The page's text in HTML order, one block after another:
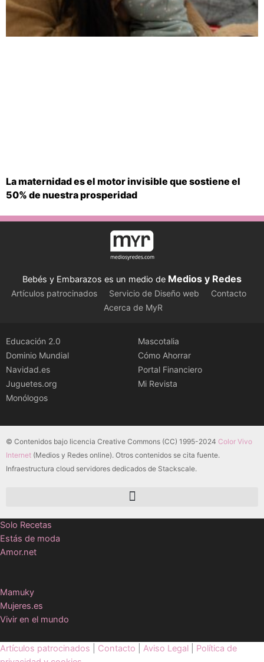
La maternidad es el motor invisible que sostiene el
50% de nuestra prosperidad
Bebés y Embarazos es un medio de Medios y Redes
Artículos patrocinados Servicio de Diseño web
Contacto
Acerca de MyR
Educación 2.0
Dominio Mundial
Navidad.es
Juguetes.org
Monólogos
Mascotalia
Cómo Ahorrar
Portal Financiero
Mi Revista
© Contenidos bajo licencia Creative Commons (CC) 1995-2024 Color Vivo
Internet (Medios y Redes online). Otros contenidos se cita fuente.
Infraestructura cloud servidores dedicados de Stackscale.
Solo Recetas
Estás de moda
Amor.net
Mamuky
Mujeres.es
Vivir en el mundo
Artículos patrocinados Contacto Aviso Legal
Política de